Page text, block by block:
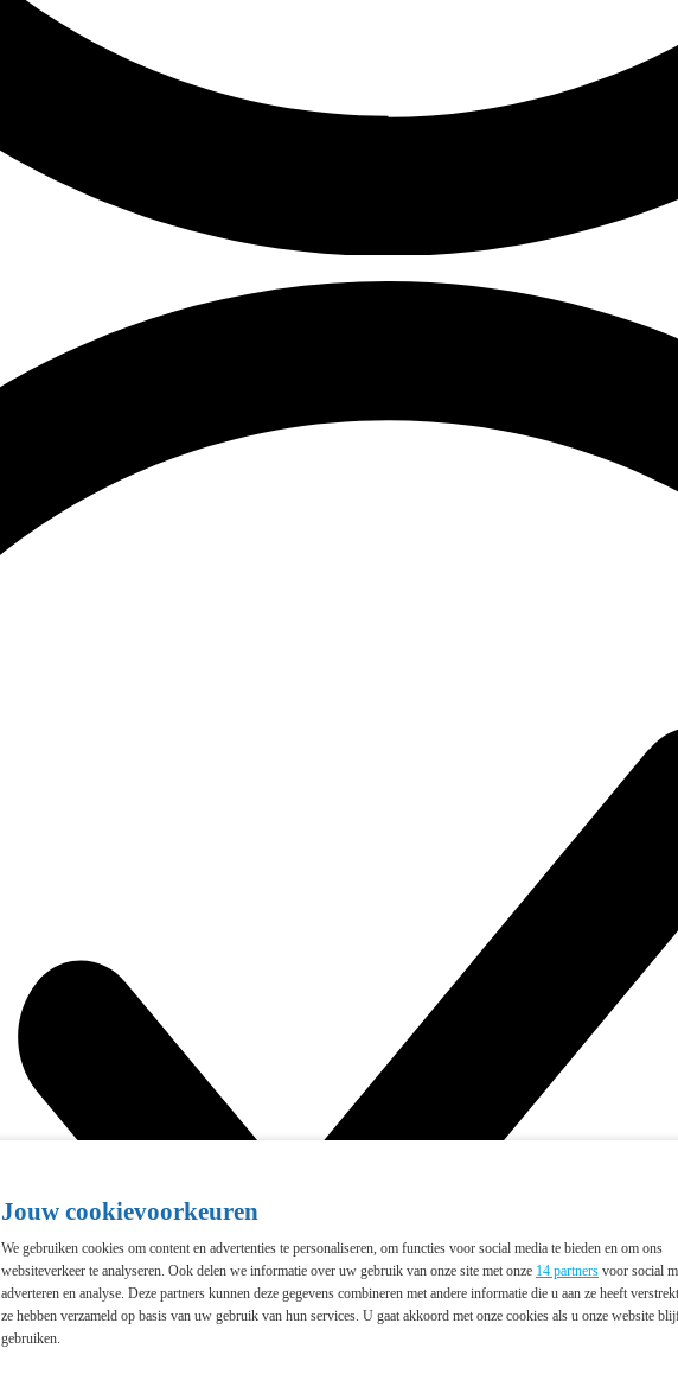
Jouw cookievoorkeuren
We gebruiken cookies om content en advertenties te personaliseren, om functies voor social media te bieden en om ons
websiteverkeer te analyseren. Ook delen we informatie over uw gebruik van onze site met onze 14 partners voor social
adverteren en analyse. Deze partners kunnen deze gegevens combineren met andere informatie die u aan ze heeft
ze hebben verzameld op basis van uw gebruik van hun services. U gaat akkoord met onze cookies als u onze website
gebruiken.